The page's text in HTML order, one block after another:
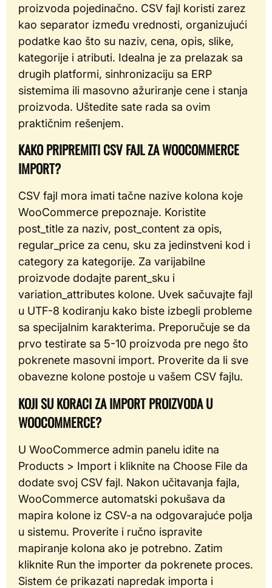
proizvoda pojedinačno. CSV fajl koristi zarez
kao separator između vrednosti, organizujući
podatke kao što su naziv, cena, opis, slike,
kategorije i atributi. Idealna je za prelazak sa
drugih platformi, sinhronizaciju sa ERP
sistemima ili masovno ažuriranje cene i stanja
proizvoda. Uštedite sate rada sa ovim
praktičnim rešenjem.
KAKO PRIPREMITI CSV FAJL ZA WOOCOMMERCE
IMPORT?
CSV fajl mora imati tačne nazive kolona koje
WooCommerce prepoznaje. Koristite
post_title za naziv, post_content za opis,
regular_price za cenu, sku za jedinstveni kod i
category za kategorije. Za varijabilne
proizvode dodajte parent_sku i
variation_attributes kolone. Uvek sačuvajte fajl
u UTF-8 kodiranju kako biste izbegli probleme
sa specijalnim karakterima. Preporučuje se da
prvo testirate sa 5-10 proizvoda pre nego što
pokrenete masovni import. Proverite da li sve
obavezne kolone postoje u vašem CSV fajlu.
KOJI SU KORACI ZA IMPORT PROIZVODA U
WOOCOMMERCE?
U WooCommerce admin panelu idite na
Products > Import i kliknite na Choose File da
dodate svoj CSV fajl. Nakon učitavanja fajla,
WooCommerce automatski pokušava da
mapira kolone iz CSV-a na odgovarajuće polja
u sistemu. Proverite i ručno ispravite
mapiranje kolona ako je potrebno. Zatim
kliknite Run the importer da pokrenete proces.
Sistem će prikazati napredak importa i